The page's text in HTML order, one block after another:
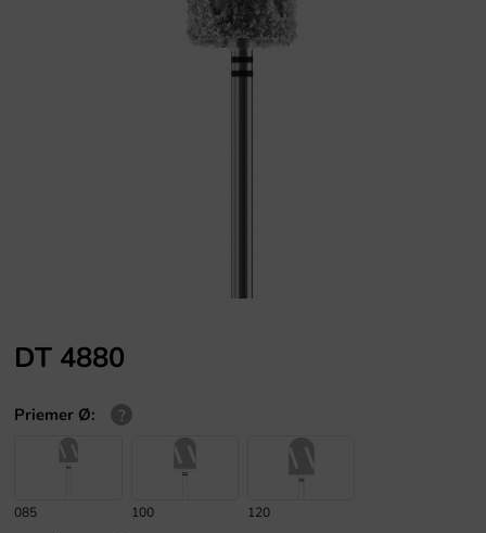
DT 4880
Priemer Ø:
085 100 120